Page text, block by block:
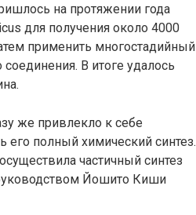
на протяжении года
для получения около 4000
применить многостадийный
В итоге удалось
же привлекло к себе
его полный химический синтез.
частичный синтез
Йошито Киши